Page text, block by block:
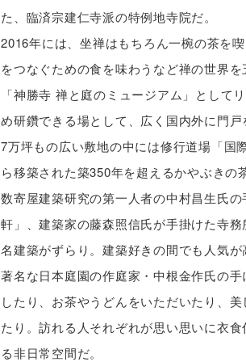
た、臨済宗建仁寺派の特例地寺院だ。
2016年には、坐禅はもちろん一椀の茶を
をつなぐための食を味わうなど禅の世界
「神勝寺 禅と庭のミュージアム」として
め研鑽できる場として、広く国内外に門戸
7万坪もの広い敷地の中には修行道場「国
ら移築された築350年を超えるかやぶきの
数寄屋建築研究の第一人者の中村昌生氏
軒」、建築家の藤森照信氏が手掛けた寺
名建築がずらり。建築好きの間でも人気が
著名な日本庭園の作庭家・中根金作氏の
したり、お茶やうどんをいただいたり、
たり。訪れる人それぞれが思い思いに衣
る非日常空間だ。